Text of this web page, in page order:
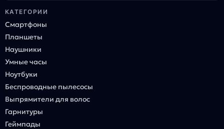
КАТЕГОРИИ
Смартфоны
Планшеты
Наушники
Умные часы
Ноутбуки
Беспроводные пылесосы
Выпрямители для волос
Гарнитуры
Геймпады